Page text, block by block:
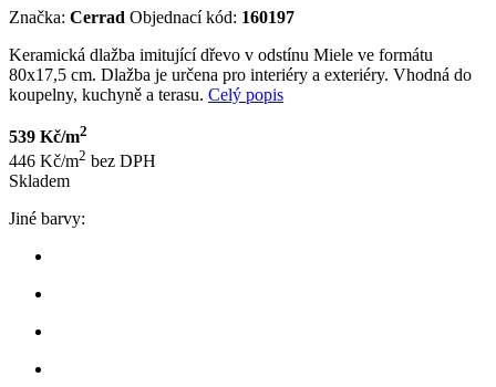
Značka: Cerrad Objednací kód: 160197
Keramická dlažba imitující dřevo v odstínu Miele ve formátu
80x17,5 cm. Dlažba je určena pro interiéry a exteriéry. Vhodná do
koupelny, kuchyně a terasu. Celý popis
539 Kč/m2
446 Kč/m2 bez DPH
Skladem
Jiné barvy: